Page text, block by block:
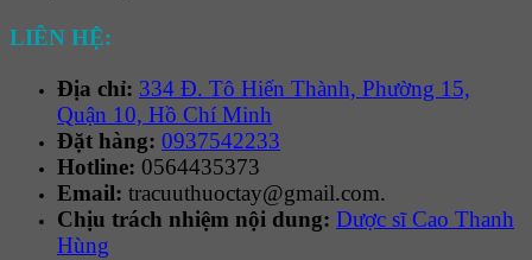
LIÊN HỆ:
Địa chỉ: 334 Đ. Tô Hiến Thành, Phường 15,
Quận 10, Hồ Chí Minh
Đặt hàng: 0937542233
Hotline: 0564435373
Email: tracuuthuoctay@gmail.com.
Chịu trách nhiệm nội dung: Dược sĩ Cao Thanh
Hùng